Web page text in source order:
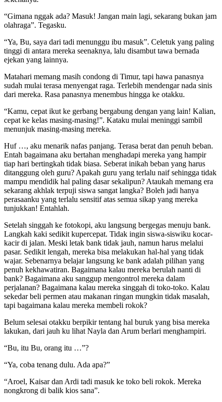
“Gimana nggak ada? Masuk! Jangan main lagi, sekarang bukan jam
olahraga”. Tegasku.
“Ya, Bu, saya dari tadi menunggu ibu masuk”. Celetuk yang paling
tinggi di antara mereka seenaknya, lalu disambut tawa bernada
ejekan yang lainnya.
Matahari memang masih condong di Timur, tapi hawa panasnya
sudah mulai terasa menyengat raga. Terlebih mendengar nada sinis
dari mereka. Rasa panasnya menembus hingga ke otakku.
“Kamu, cepat ikut ke gerbang bergabung dengan yang lain! Kalian,
cepat ke kelas masing-masing!”. Kataku mulai meninggi sambil
menunjuk masing-masing mereka.
Huf …, aku menarik nafas panjang. Terasa berat dan penuh beban.
Entah bagaimana aku bertahan menghadapi mereka yang hampir
tiap hari bertingkah tidak biasa. Seberat inikah beban yang harus
ditanggung oleh guru? Apakah guru yang terlalu naif sehingga tidak
mampu mendidik hal paling dasar sekalipun? Ataukah memang era
sekarang akhlak terpuji siswa sangat langka? Boleh jadi hanya
perasaanku yang terlalu sensitif atas semua sikap yang mereka
tunjukkan! Entahlah.
Setelah singgah ke fotokopi, aku langsung bergegas menuju bank.
Langkah kaki sedikit kupercepat. Tidak ingin siswa-siswiku kocar-
kacir di jalan. Meski letak bank tidak jauh, namun harus melalui
pasar. Sedikit lengah, mereka bisa melakukan hal-hal yang tidak
wajar. Sebenarnya belajar langsung ke bank adalah pilihan yang
penuh kekhawatiran. Bagaimana kalau mereka berulah nanti di
bank? Bagaimana aku sanggup mengontrol mereka dalam
perjalanan? Bagaimana kalau mereka singgah di toko-toko. Kalau
sekedar beli permen atau makanan ringan mungkin tidak masalah,
tapi bagaimana kalau mereka membeli rokok?
Belum selesai otakku berpikir tentang hal buruk yang bisa mereka
lakukan, dari jauh ku lihat Nayla dan Arum berlari menghampiri.
“Bu, itu Bu, orang itu …”?
“Ya, coba tenang dulu. Ada apa?”
“Aroel, Kaisar dan Ardi tadi masuk ke toko beli rokok. Mereka
nongkrong di balik kios sana”.